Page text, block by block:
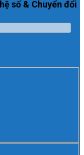
số & Chuyển đổi